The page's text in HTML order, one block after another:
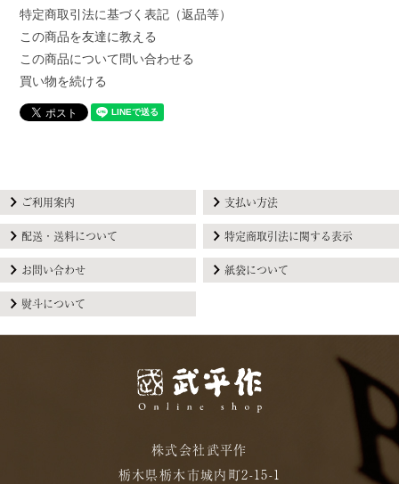
特定商取引法に基づく表記（返品等）
この商品を友達に教える
この商品について問い合わせる
買い物を続ける
ご利用案内 支払い方法
配送・送料について 特定商取引法に関する表示
お問い合わせ 紙袋について
熨斗について
株式会社武平作
栃木県栃木市城内町2-15-1